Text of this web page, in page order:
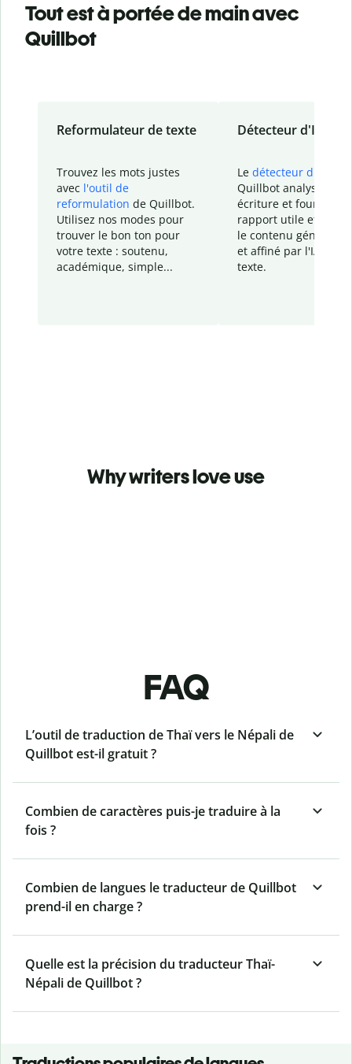
Tout est à portée de main avec
Quillbot
Reformulateur de texte
Trouvez les mots justes
avec l'outil de
reformulation de Quillbot.
Utilisez nos modes pour
trouver le bon ton pour
votre texte : soutenu,
académique, simple...
Détecteur d'IA
Le détecteur d'IA
Quillbot analyse votre
écriture et fournit un
rapport utile et
le contenu généré
et affiné par l'IA
texte.
Why writers love use
FAQ
L’outil de traduction de Thaï vers le Népali de
Quillbot est-il gratuit ?
Combien de caractères puis-je traduire à la
fois ?
Combien de langues le traducteur de Quillbot
prend-il en charge ?
Quelle est la précision du traducteur Thaï-
Népali de Quillbot ?